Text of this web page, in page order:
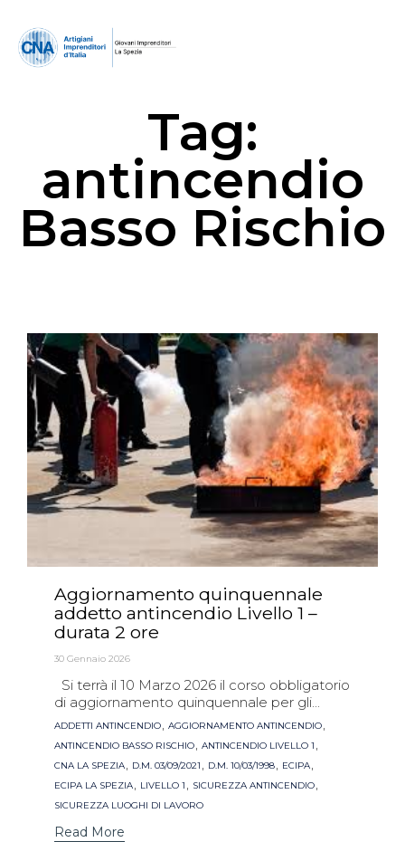
Tag:
antincendio
Basso Rischio
Aggiornamento quinquennale
addetto antincendio Livello 1 –
durata 2 ore
30 Gennaio 2026
Si terrà il 10 Marzo 2026 il corso obbligatorio
di aggiornamento quinquennale per gli...
Tags
ADDETTI ANTINCENDIO, AGGIORNAMENTO ANTINCENDIO,
ANTINCENDIO BASSO RISCHIO, ANTINCENDIO LIVELLO 1 ,
CNA LA SPEZIA, D.M. 03/09/2021 , D.M. 10/03/1998, ECIPA,
ECIPA LA SPEZIA, LIVELLO 1 , SICUREZZA ANTINCENDIO,
SICUREZZA LUOGHI DI LAVORO
Read More